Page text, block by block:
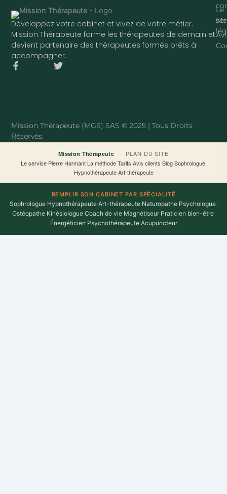
Développez votre cabinet et vivez de votre métier.
Mission Thérapeute forme les thérapeutes de demain et
devient partenaire des thérapeutes formés prêts à
accompagner.
F
k
-
T
Le
Mission Thérapeute (MGS) SAS © 2025 | Tous Droits
Réservés.
Mission Thérapeute ·
PLAN DU SITE
Le service·Pierre Harmant·La méthode·Tarifs·Avis clients·Blog·Sophrologue·
Hypnothérapeute·Art-thérapeute
REMPLIR SON CABINET PAR SPÉCIALITÉ
Sophrologue·Hypnothérapeute·Art-thérapeute·Naturopathe·Psychologue·
Ostéopathe·Kinésiologue·Coach de vie·Magnétiseur·Praticien bien-être·
Énergéticien·Psychothérapeute·Acupuncteur